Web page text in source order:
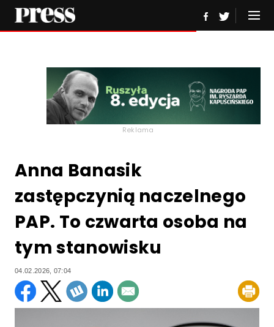
Reklama
Anna Banasik
zastępczynią naczelnego
PAP. To czwarta osoba na
tym stanowisku
04.02.2026, 07:04